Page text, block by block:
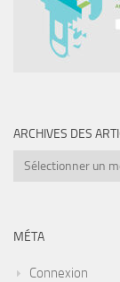
ARCHIVES DES
Archives
MÉTA
Connexion